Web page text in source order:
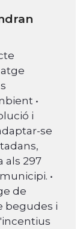
•
i
se
als 297
•
de
begudes i